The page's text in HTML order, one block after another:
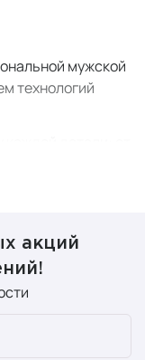
мужской
технологий
глобальных
создать
акций